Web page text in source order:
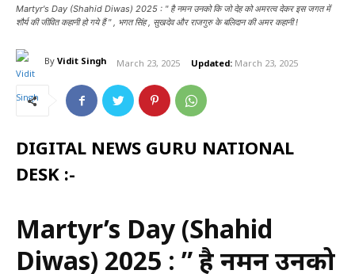
Martyr's Day (Shahid Diwas) 2025 : " है नमन उनको कि जो देह को अमरत्व देकर इस जगत में
शौर्य की जीवित कहानी हो गये हैं " , भगत सिंह , सुखदेव और राजगुरु के बलिदान की अमर कहानी !
By Vidit Singh March 23, 2025 Updated: March 23, 2025
DIGITAL NEWS GURU NATIONAL
DESK :-
Martyr’s Day (Shahid
Diwas) 2025 : ” है नमन उनको